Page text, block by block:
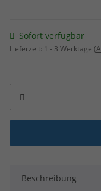
Sofort verfügbar
Lieferzeit: 1 - 3 Werktage
Beschreibung